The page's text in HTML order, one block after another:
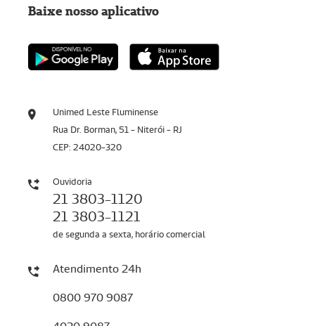
Unimed Leste Fluminense
Rua Dr. Borman, 51 - Niterói - RJ
CEP: 24020-320
Ouvidoria
21 3803-1120
21 3803-1121
de segunda a sexta, horário comercial
Atendimento 24h
0800 970 9087
Baixe nosso aplicativo